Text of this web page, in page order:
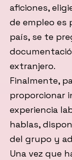
aficiones,
de empleo es
país, se te
extranjero.
Finalmente,
proporcionar
experiencia
hablas,
del grupo y
Una vez que